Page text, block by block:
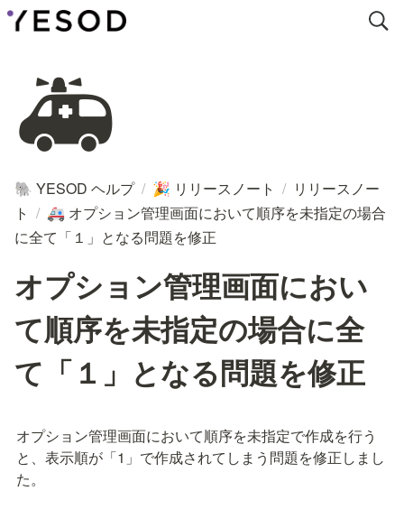
🚑
🐘 YESOD ヘルプ / 🎉 リリースノート / リリースノー
ト / 🚑 オプション管理画面において順序を未指定の場合
に全て「１」となる問題を修正
オプション管理画面におい
て順序を未指定の場合に全
て「１」となる問題を修正
オプション管理画面において順序を未指定で作成を行う
と、表示順が「1」で作成されてしまう問題を修正しまし
た。